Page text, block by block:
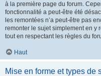
à la première page du forum.
fonctionnalité a peut-être été
les remontées n’a peut-être pas
remonter le sujet simplement en y
tout en respectant les règles du
Haut
Mise en forme et types de